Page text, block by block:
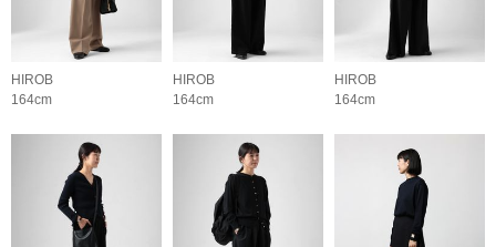
HIROB
164cm
HIROB
164cm
HIROB
164cm